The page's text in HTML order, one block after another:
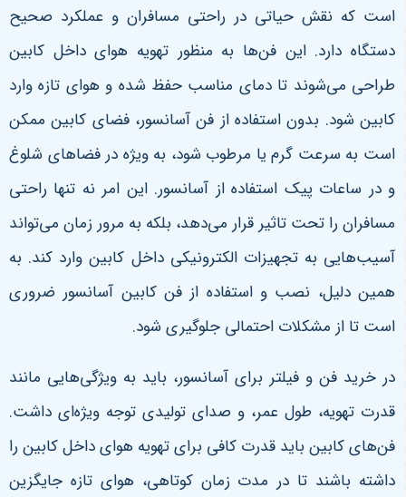
است که نقش حیاتی در راحتی مسافران و عملکرد صحیح
دستگاه دارد. این فن‌ها به منظور تهویه هوای داخل کابین
طراحی می‌شوند تا دمای مناسب حفظ شده و هوای تازه وارد
کابین شود. بدون استفاده از فن آسانسور، فضای کابین ممکن
است به سرعت گرم یا مرطوب شود، به ویژه در فضاهای شلوغ
و در ساعات پیک استفاده از آسانسور. این امر نه تنها راحتی
مسافران را تحت تاثیر قرار می‌دهد، بلکه به مرور زمان می‌تواند
آسیب‌هایی به تجهیزات الکترونیکی داخل کابین وارد کند. به
همین دلیل، نصب و استفاده از فن کابین آسانسور ضروری
است تا از مشکلات احتمالی جلوگیری شود.
در خرید فن و فیلتر برای آسانسور، باید به ویژگی‌هایی مانند
قدرت تهویه، طول عمر، و صدای تولیدی توجه ویژه‌ای داشت.
فن‌های کابین باید قدرت کافی برای تهویه هوای داخل کابین را
داشته باشند تا در مدت زمان کوتاهی، هوای تازه جایگزین